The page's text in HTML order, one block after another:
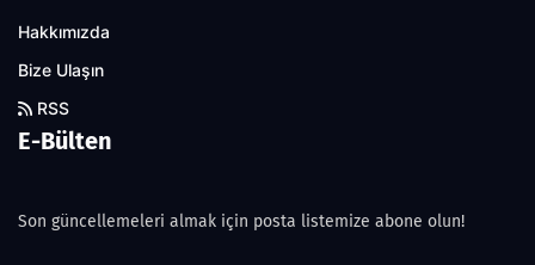
Hakkımızda
Bize Ulaşın
RSS
E-Bülten
Son güncellemeleri almak için posta listemize abone olun!